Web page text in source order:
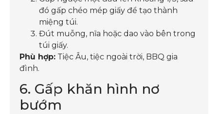
đó gấp chéo mép giấy để tạo thành
miệng túi.
Đút muỗng, nĩa hoặc dao vào bên trong
túi giấy.
Phù hợp: Tiệc Âu, tiệc ngoài trời, BBQ gia
đình.
6. Gấp khăn hình nơ
bướm